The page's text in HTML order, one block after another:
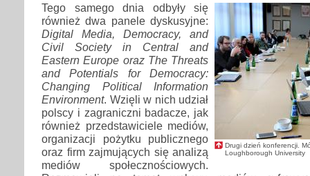
Drugi dzień konferencji.
Loughborough University
Tego samego dnia odbyły się
również dwa panele dyskusyjne:
Digital Media, Democracy, and
Civil Society in Central and
Eastern Europe oraz The Threats
and Potentials for Democracy:
Changing Political Information
Environment. Wzięli w nich udział
polscy i zagraniczni badacze, jak
również przedstawiciele mediów,
organizacji pożytku publicznego
oraz firm zajmujących się analizą
mediów społecznościowych.